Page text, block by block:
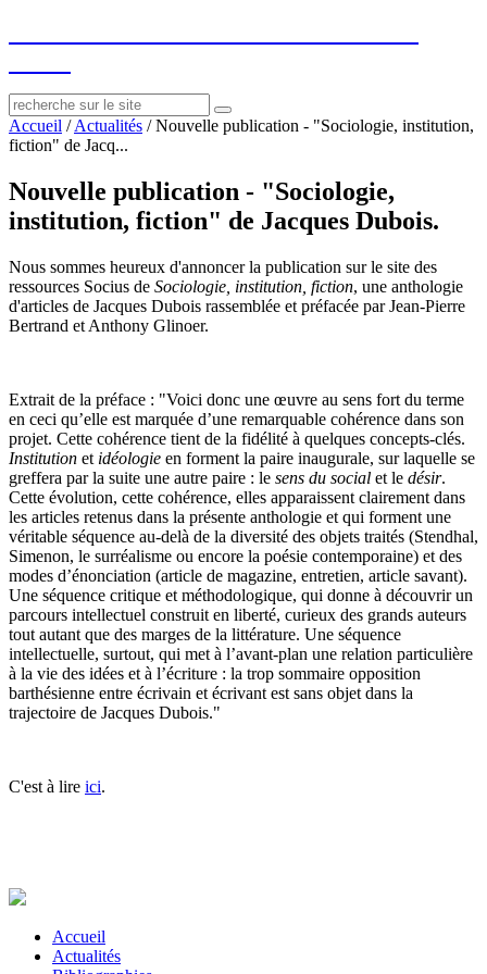
Accueil /Actualités /Nouvelle publication - "Sociologie, institution,
fiction" de Jacq...
Nouvelle publication - "Sociologie,
institution, fiction" de Jacques Dubois.
Nous sommes heureux d'annoncer la publication sur le site des
ressources Socius de Sociologie, institution, fiction, une anthologie
d'articles de Jacques Dubois rassemblée et préfacée par Jean-Pierre
Bertrand et Anthony Glinoer.
Extrait de la préface : "Voici donc une œuvre au sens fort du terme
en ceci qu’elle est marquée d’une remarquable cohérence dans son
projet. Cette cohérence tient de la fidélité à quelques concepts-clés.
Institution et idéologie en forment la paire inaugurale, sur laquelle se
greffera par la suite une autre paire : le sens du social et le désir.
Cette évolution, cette cohérence, elles apparaissent clairement dans
les articles retenus dans la présente anthologie et qui forment une
véritable séquence au-delà de la diversité des objets traités (Stendhal,
Simenon, le surréalisme ou encore la poésie contemporaine) et des
modes d’énonciation (article de magazine, entretien, article savant).
Une séquence critique et méthodologique, qui donne à découvrir un
parcours intellectuel construit en liberté, curieux des grands auteurs
tout autant que des marges de la littérature. Une séquence
intellectuelle, surtout, qui met à l’avant-plan une relation particulière
à la vie des idées et à l’écriture : la trop sommaire opposition
barthésienne entre écrivain et écrivant est sans objet dans la
trajectoire de Jacques Dubois."
C'est à lire ici.
Accueil
Actualités